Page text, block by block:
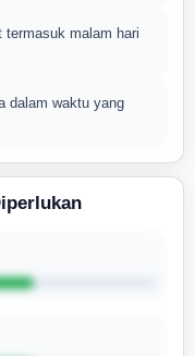
termasuk malam hari
dalam waktu yang